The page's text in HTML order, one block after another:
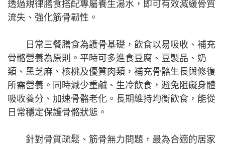
透過規律膳食搭配專屬養生湯水，即可有效減緩骨質
流失、強化筋骨韌性。
日常三餐膳食為護骨基礎，飲食以易吸收、補充
骨骼營養為原則。平時可多進食豆腐、豆製品、奶
類、黑芝麻、核桃及優質肉類，補充骨骼生長與修復
所需營養。同時減少重鹹、生冷飲食，避免阻礙身體
吸收養分、加速骨骼老化。長期維持均衡飲食，能從
日常穩定保護骨骼狀態。
針對骨質疏鬆、筋骨無力問題，最為合適的居家